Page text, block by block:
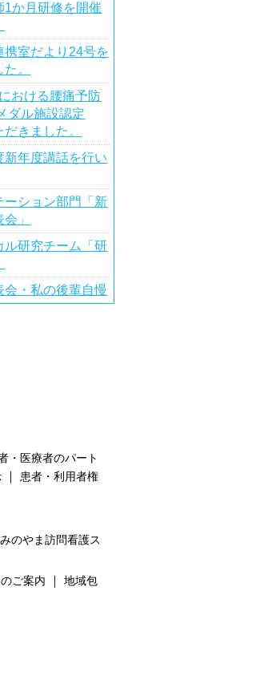
1か月研修を開催
携室だより24号を
。
おける腰痛予防
ダル施設認定
きました。
新年度講話を行い
ーション部門「新
」
ル研究チーム「研
会・私の後輩自慢
・医療者のパート
｜ 患者・利用者権
のやま訪問看護ス
ご案内 ｜ 地域包